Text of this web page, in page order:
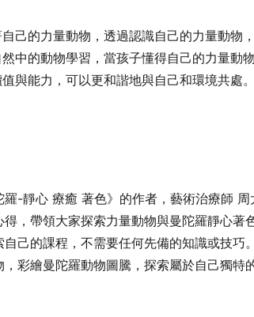
己的力量動物，透過認識自己的力量動物
中的動物學習，當孩子懂得自己的力量動
與能力，可以更和諧地與自己和環境共處。
-靜心 療癒 著色》的作者，藝術治療師 周
，帶領大家探索力量動物與曼陀羅靜心著
己的課程，不需要任何先備的知識或技巧
彩繪曼陀羅動物圖騰，探索屬於自己獨特